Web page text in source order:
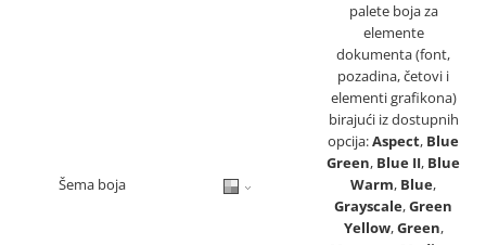
Šema boja
palete boja za
elemente
dokumenta (font,
pozadina, četovi i
elementi grafikona)
birajući iz dostupnih
opcija:Aspect, Blue
Green, Blue II, Blue
Warm, Blue,
Grayscale,Green
Yellow,Green,